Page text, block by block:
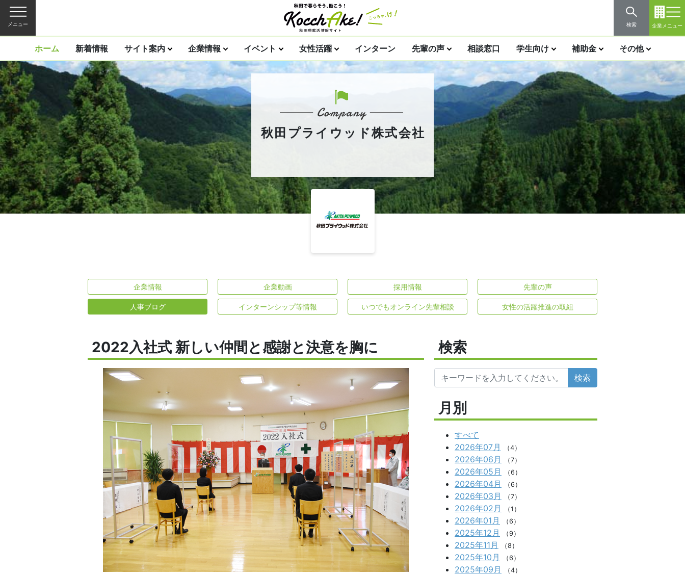
メニュー 検索 企業メニュー
ホーム 新着情報 サイト案内 企業情報 イベント 女性活躍 インターン 先輩の声 相談窓口 学生向け 補助金 その他
秋田プライウッド株式会社
企業情報 企業動画 採用情報 先輩の声
人事ブログ インターンシップ等情報 いつでもオンライン先輩相談 女性の活躍推進の取組
2022入社式 新しい仲間と感謝と決意を胸に 検索
検索
月別
すべて
2026年07月
（4）
2026年06月 （7）
2026年05月 （6）
2026年04月 （6）
2026年03月 （7）
2026年02月 （1）
2026年01月 （6）
2025年12月 （9）
2025年11月 （8）
2025年10月 （6）
2025年09月 （4）